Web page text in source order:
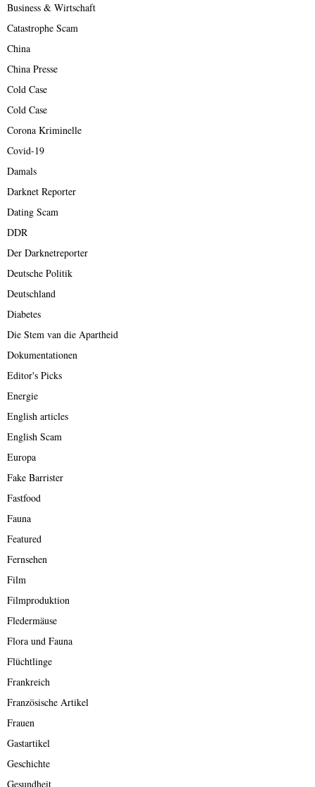
Business & Wirtschaft
Catastrophe Scam
China
China Presse
Cold Case
Cold Case
Corona Kriminelle
Covid-19
Damals
Darknet Reporter
Dating Scam
DDR
Der Darknetreporter
Deutsche Politik
Deutschland
Diabetes
Die Stem van die Apartheid
Dokumentationen
Editor's Picks
Energie
English articles
English Scam
Europa
Fake Barrister
Fastfood
Fauna
Featured
Fernsehen
Film
Filmproduktion
Fledermäuse
Flora und Fauna
Flüchtlinge
Frankreich
Französische Artikel
Frauen
Gastartikel
Geschichte
Gesundheit